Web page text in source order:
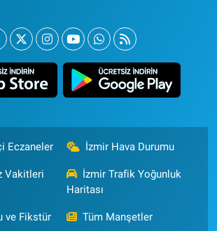
Eczaneler İzmir Hava Durumu
Vakitleri
İzmir Trafik Yoğunluk
Haritası
ve Fikstür Tüm Manşetler